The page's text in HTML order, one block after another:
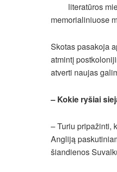
literatūros
memorialiniuose
Skotas pasakoja
atmintį
atverti naujas
– Kokie ryšiai
– Turiu pripažinti,
Angliją
šiandienos